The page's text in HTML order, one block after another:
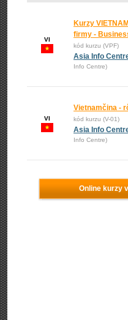
VI
Kurzy
firmy -
kód kurzu (VPF)
Asia Info
Info Centre)
VI
Vietnamčina -
kód kurzu (V-01)
Asia Info
Info Centre)
Online kurzy